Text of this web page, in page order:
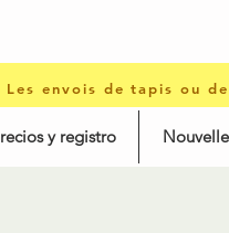
Les envois de tapis ou
y registro